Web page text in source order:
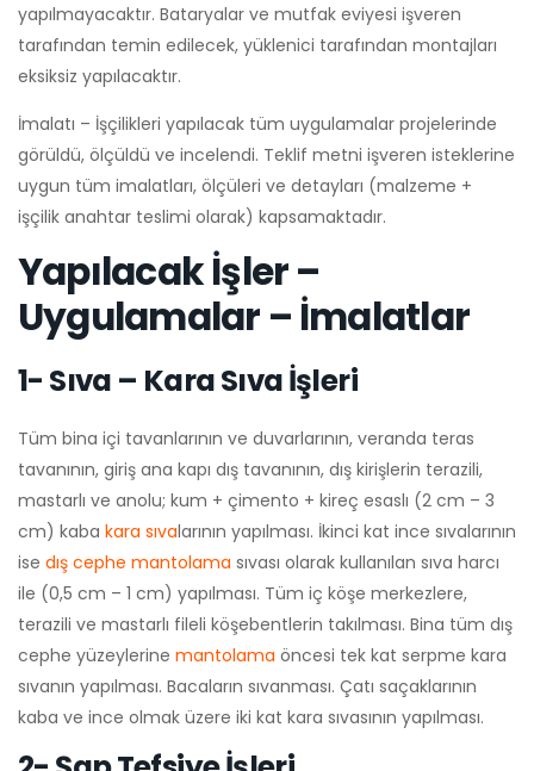
yapılmayacaktır. Bataryalar ve mutfak eviyesi işveren
tarafından temin edilecek, yüklenici tarafından montajları
eksiksiz yapılacaktır.
İmalatı – İşçilikleri yapılacak tüm uygulamalar projelerinde
görüldü, ölçüldü ve incelendi. Teklif metni işveren isteklerine
uygun tüm imalatları, ölçüleri ve detayları (malzeme +
işçilik anahtar teslimi olarak) kapsamaktadır.
Yapılacak İşler –
Uygulamalar – İmalatlar
1- Sıva – Kara Sıva İşleri
Tüm bina içi tavanlarının ve duvarlarının, veranda teras
tavanının, giriş ana kapı dış tavanının, dış kirişlerin terazili,
mastarlı ve anolu; kum + çimento + kireç esaslı (2 cm – 3
cm) kaba kara sıvalarının yapılması. İkinci kat ince sıvalarının
ise dış cephe mantolama sıvası olarak kullanılan sıva harcı
ile (0,5 cm – 1 cm) yapılması. Tüm iç köşe merkezlere,
terazili ve mastarlı fileli köşebentlerin takılması. Bina tüm dış
cephe yüzeylerine mantolama öncesi tek kat serpme kara
sıvanın yapılması. Bacaların sıvanması. Çatı saçaklarının
kaba ve ince olmak üzere iki kat kara sıvasının yapılması.